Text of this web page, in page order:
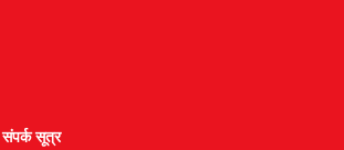
संपर्क सूत्र